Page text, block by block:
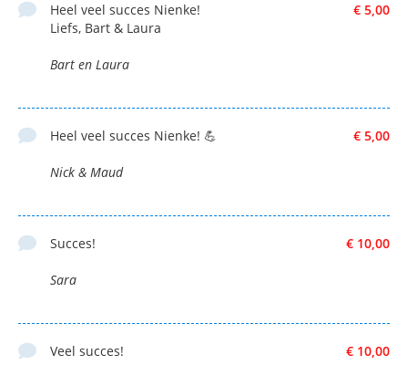
€ 5,00
Heel veel succes Nienke!
Liefs, Bart & Laura
Bart en Laura
€ 5,00
Heel veel succes Nienke! 💪
Nick & Maud
€ 10,00
Succes!
Sara
€ 10,00
Veel succes!